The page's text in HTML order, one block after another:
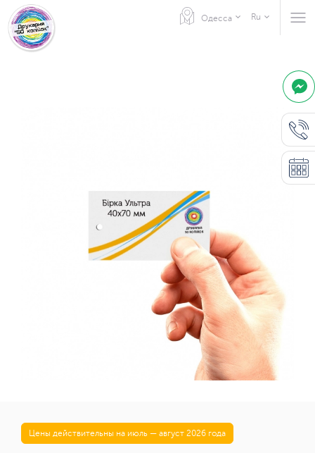
Одесса Ru
Цены действительны на июль — август 2026 года